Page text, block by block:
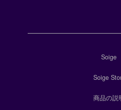
Soige
Soige
商品の説